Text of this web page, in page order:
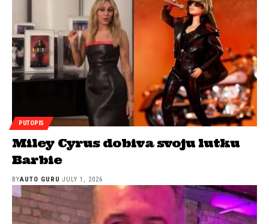
PUTOPIS
Miley Cyrus dobiva svoju lutku
Barbie
BYAUTO GURU JULY 1, 2026